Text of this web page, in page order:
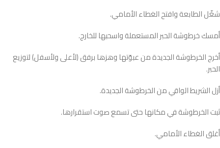
شغّل الطابعة وافتح الغطاء الأمامي.
أمسك خرطوشة الحبر المستعملة واسحبها للخارج.
أخرج الخرطوشة الجديدة من عبوّتها وهزها برفق (لأعلى ولأسفل) لتوزيع
الحبر.
أزل الشريط الواقي من الخرطوشة الجديدة.
ثبت الخرطوشة في مكانها حتى تسمع صوت استقرارها.
أغلق الغطاء الأمامي.